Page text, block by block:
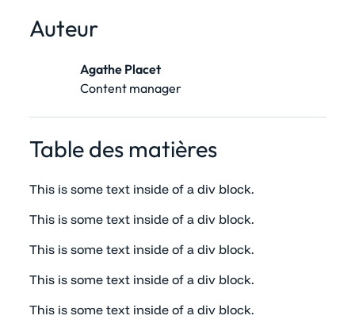
Auteur
Agathe Placet
Content manager
Table des matières
This is some text inside of a div block.
This is some text inside of a div block.
This is some text inside of a div block.
This is some text inside of a div block.
This is some text inside of a div block.